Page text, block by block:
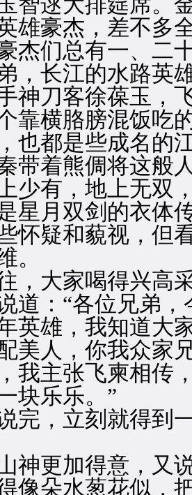
雄豪杰，差不多
们总有一、二十
，长江的水路英
神刀客徐葆玉，
靠横胳膀混饭吃
也都是些成名的
着熊倜将这般人
少有，地上无双
星月双剑的衣体
怀疑和藐视，但
。
大家喝得兴高采
道：“各位兄弟
英雄，我知道大
美人，你我众家
我主张飞柬相传
块乐乐。”
，立刻就得到一
更加得意，又说
像朵水葱花似，